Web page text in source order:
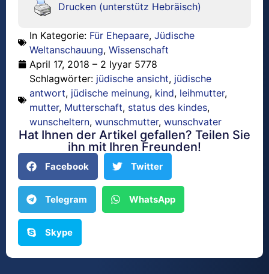
Drucken (unterstütz Hebräisch)
In Kategorie: Für Ehepaare, Jüdische
Weltanschauung, Wissenschaft
April 17, 2018 – 2 Iyyar 5778
Schlagwörter: jüdische ansicht, jüdische
antwort, jüdische meinung, kind, leihmutter,
mutter, Mutterschaft, status des kindes,
wunscheltern, wunschmutter, wunschvater
Hat Ihnen der Artikel gefallen? Teilen Sie
ihn mit Ihren Freunden!
Facebook Twitter
Telegram WhatsApp
Skype